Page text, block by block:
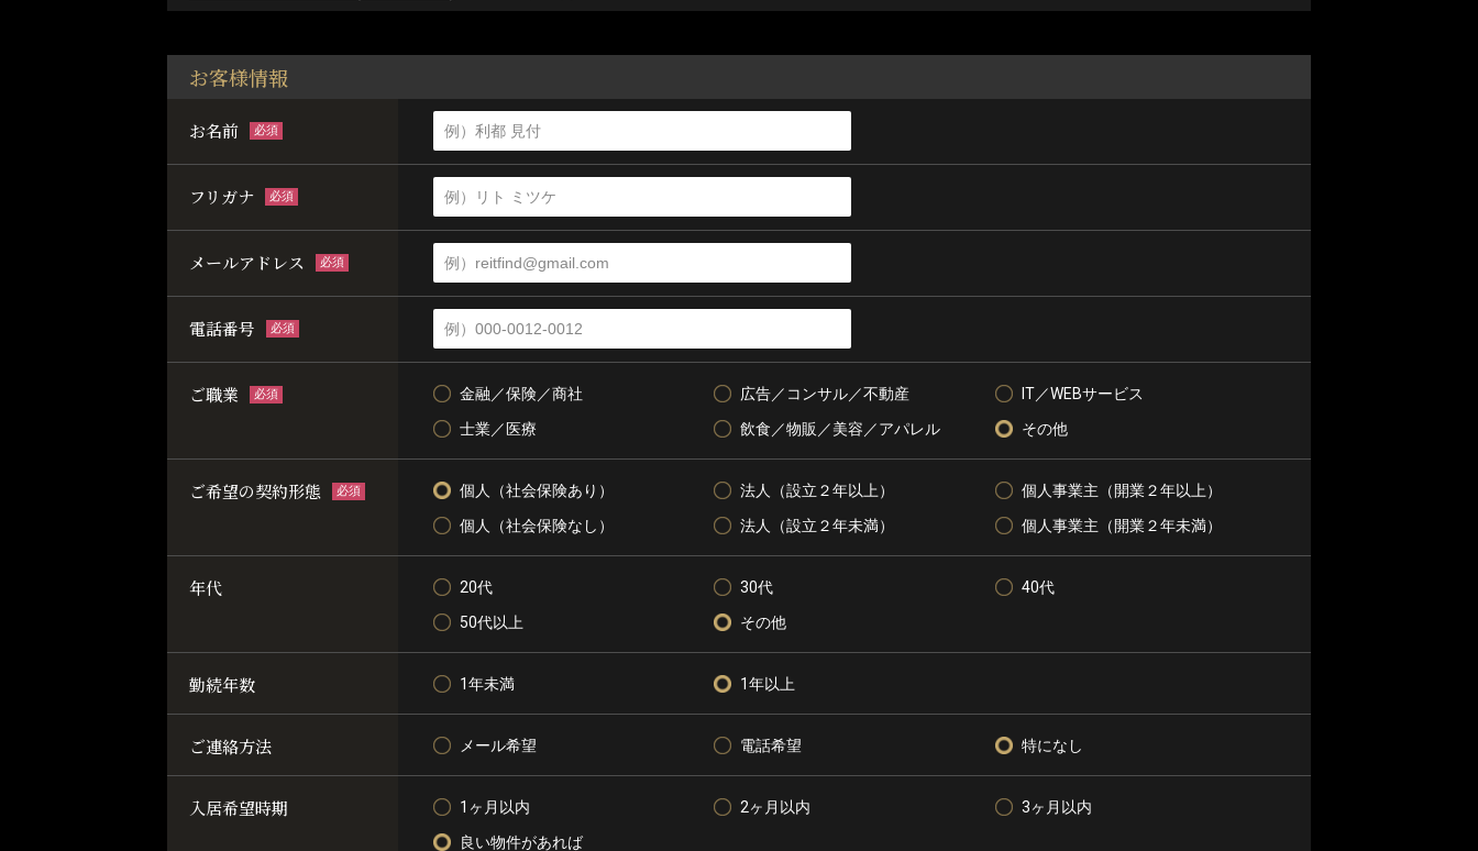
お客様情報
お名前 必須
フリガナ 必須
メールアドレス 必須
電話番号 必須
ご職業 必須 金融／保険／商社 広告／コンサル／不動産
IT／WEBサービス
士業／医療
飲食／物販／美容／アパレル その他
ご希望の契約形態 必須 個人（社会保険あり） 法人（設立２年以上）
個人事業主（開業２年以上）
個人（社会保険なし）
法人（設立２年未満） 個人事業主（開業２年未満）
年代 20代 30代
40代
50代以上
その他
勤続年数 1年未満 1年以上
ご連絡方法 メール希望 電話希望 特になし
入居希望時期 1ヶ月以内 2ヶ月以内
3ヶ月以内
良い物件があれば